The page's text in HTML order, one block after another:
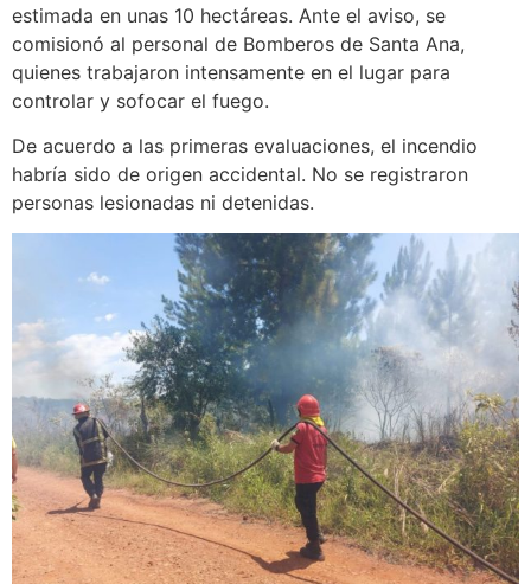
estimada en unas 10 hectáreas. Ante el aviso, se
comisionó al personal de Bomberos de Santa Ana,
quienes trabajaron intensamente en el lugar para
controlar y sofocar el fuego.
De acuerdo a las primeras evaluaciones, el incendio
habría sido de origen accidental. No se registraron
personas lesionadas ni detenidas.